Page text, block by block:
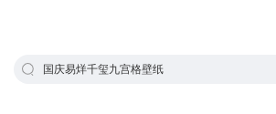
国庆易烊千玺九宫格壁纸